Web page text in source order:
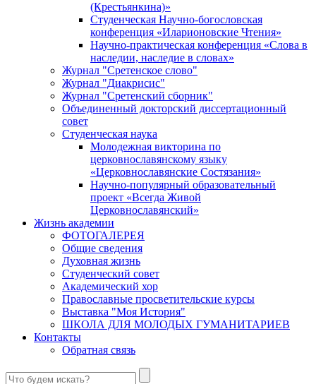
(Крестьянкина)»
Студенческая Научно-богословская
конференция «Иларионовские Чтения»
Научно-практическая конференция «Cлова в
наследии, наследие в словах»
Журнал "Сретенское слово"
Журнал "Диакрисис"
Журнал "Сретенский сборник"
Объединенный докторский диссертационный
совет
Студенческая наука
Молодежная викторина по
церковнославянскому языку
«Церковнославянские Состязания»
Научно-популярный образовательный
проект «Всегда Живой
Церковнославянский»
Жизнь академии
ФОТОГАЛЕРЕЯ
Общие сведения
Духовная жизнь
Студенческий совет
Академический хор
Православные просветительские курсы
Выставка "Моя История"
ШКОЛА ДЛЯ МОЛОДЫХ ГУМАНИТАРИЕВ
Контакты
Обратная связь